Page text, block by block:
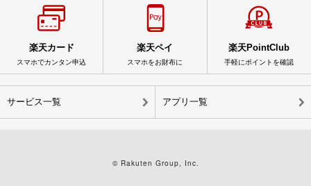
楽天カード
スマホでカンタン申込
楽天ペイ
スマホをお財布に
楽天PointClub
手軽にポイントを確認
サービス一覧 アプリ一覧
© Rakuten Group, Inc.